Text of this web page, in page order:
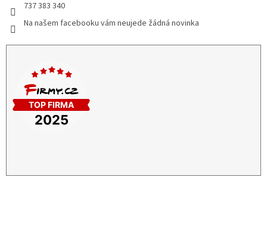
737 383 340
Na našem facebooku vám neujede žádná novinka